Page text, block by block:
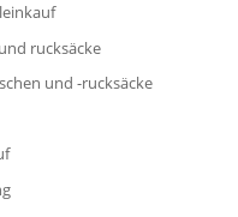
rucksäcke
und -rucksäcke